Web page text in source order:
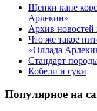
Щенки кане
Арлекин»
Архив новостей
Что же такое
«Оллада
Стандарт
Кобели и суки
Популярное на